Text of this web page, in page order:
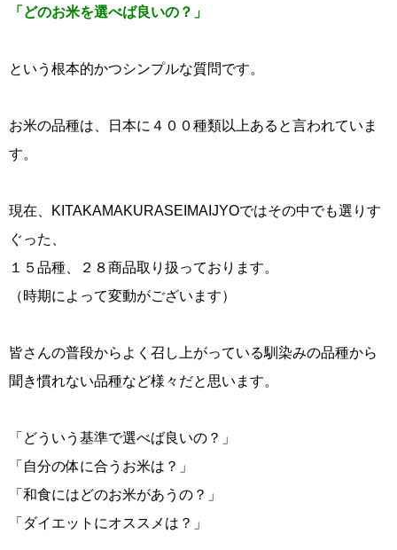
「どのお米を選べば良いの？」
という根本的かつシンプルな質問です。
お米の品種は、日本に４００種類以上あると言われていま
す。
現在、KITAKAMAKURASEIMAIJYOではその中でも選りす
ぐった、
１５品種、２８商品取り扱っております。
（時期によって変動がございます）
皆さんの普段からよく召し上がっている馴染みの品種から
聞き慣れない品種など様々だと思います。
「どういう基準で選べば良いの？」
「自分の体に合うお米は？」
「和食にはどのお米があうの？」
「ダイエットにオススメは？」